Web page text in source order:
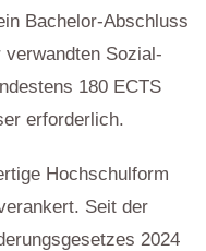
Bachelor-Abschluss
verwandten Sozial-
180 ECTS
erforderlich.
Hochschulform
Seit der
2024